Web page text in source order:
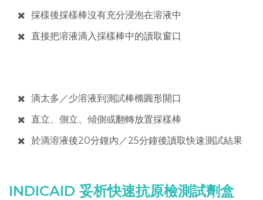
採樣後採樣棒沒有充分浸泡在溶液中
直接把溶液滴入採樣棒中的讀取窗口
滴太多／少溶液到測試棒橢圓形開口
直立、側立、傾側或翻轉放置採樣棒
於滴溶液後20分鐘內／25分鐘後讀取快速測試結果
INDICAID 妥析快速抗原檢測試劑盒